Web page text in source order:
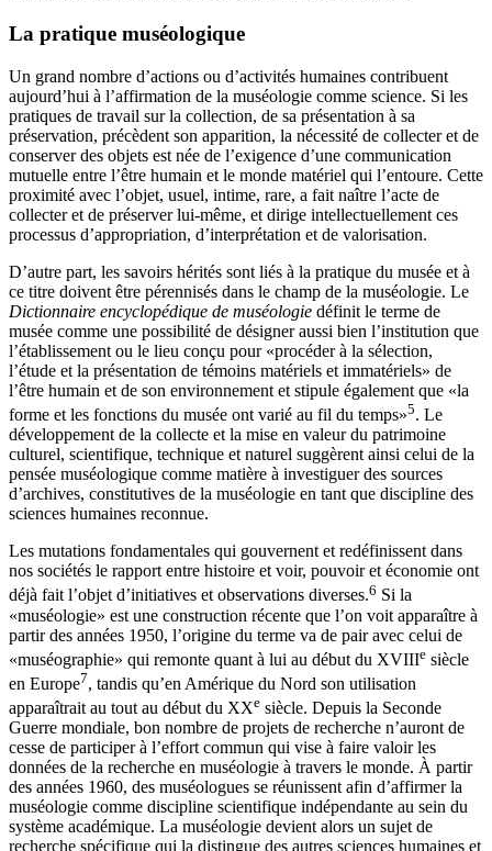
La pratique muséologique
Un grand nombre d’actions ou d’activités humaines contribuent
aujourd’hui à l’affirmation de la muséologie comme science. Si les
pratiques de travail sur la collection, de sa présentation à sa
préservation, précèdent son apparition, la nécessité de collecter et de
conserver des objets est née de l’exigence d’une communication
mutuelle entre l’être humain et le monde matériel qui l’entoure. Cette
proximité avec l’objet, usuel, intime, rare, a fait naître l’acte de
collecter et de préserver lui-même, et dirige intellectuellement ces
processus d’appropriation, d’interprétation et de valorisation.
D’autre part, les savoirs hérités sont liés à la pratique du musée et à
ce titre doivent être pérennisés dans le champ de la muséologie. Le
Dictionnaire encyclopédique de muséologie définit le terme de
musée comme une possibilité de désigner aussi bien l’institution que
l’établissement ou le lieu conçu pour «procéder à la sélection,
l’étude et la présentation de témoins matériels et immatériels» de
l’être humain et de son environnement et stipule également que «la
forme et les fonctions du musée ont varié au fil du temps»5. Le
développement de la collecte et la mise en valeur du patrimoine
culturel, scientifique, technique et naturel suggèrent ainsi celui de la
pensée muséologique comme matière à investiguerdes sources
d’archives, constitutives de la muséologie en tant que discipline des
sciences humaines reconnue.
Les mutations fondamentales qui gouvernent et redéfinissent dans
nos sociétés le rapport entre histoire et voir, pouvoir et économie ont
déjà fait l’objet d’initiatives et observations diverses.6 Si la
«muséologie» est une construction récente que l’on voit apparaître à
partir des années 1950, l’origine du terme va de pair avec celui de
«muséographie» qui remonte quant à lui au début du XVIIIe siècle
en Europe7, tandis qu’en Amérique du Nord son utilisation
apparaîtrait au tout au début du XXe siècle. Depuis la Seconde
Guerre mondiale, bon nombre de projets de recherche n’auront de
cesse de participer à l’effort commun qui vise à faire valoir les
données de la recherche en muséologie à travers le monde. À partir
des années 1960, des muséologues se réunissent afin d’affirmer la
muséologie comme discipline scientifique indépendante au sein du
système académique. La muséologie devient alors un sujet de
recherche spécifique qui la distingue des autres sciences humaines et